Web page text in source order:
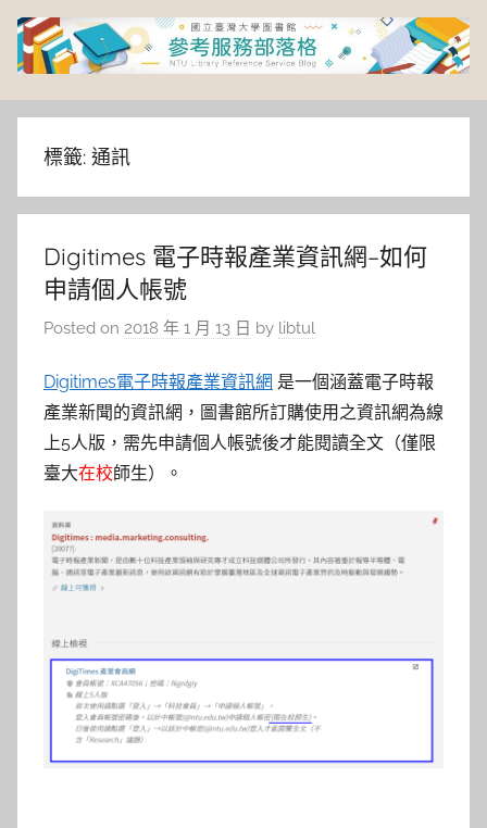
Skip
content
臺
灣
大
學
圖
書
館
參
考
服
務
落
標籤: 通訊
Digitimes 電子時報產業資訊網–如何
申請個人帳號
Posted on 2018 年 1 月 13 日 by libtul
Digitimes電子時報產業資訊網 是一個涵蓋電子時報
產業新聞的資訊網，圖書館所訂購使用之資訊網為線
上5人版，需先申請個人帳號後才能閱讀全文（僅限
臺大在校師生）。